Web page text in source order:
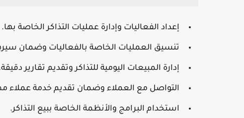
إعداد الفعاليات وإدارة عمليات التذاكر الخاصة بها.
تنسيق العمليات الخاصة بالفعاليات وضمان
إدارة المبيعات اليومية للتذاكر وتقديم تقارير
التواصل مع العملاء وضمان تقديم خدمة عملاء
استخدام البرامج والأنظمة الخاصة ببيع التذاكر.